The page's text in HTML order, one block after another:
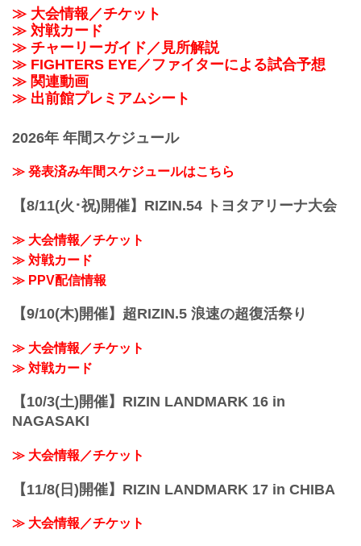
≫ 大会情報／チケット
≫ 対戦カード
≫ チャーリーガイド／見所解説
≫ FIGHTERS EYE／ファイターによる試合予想
≫ 関連動画
≫ 出前館プレミアムシート
2026年 年間スケジュール
≫ 発表済み年間スケジュールはこちら
【8/11(火･祝)開催】RIZIN.54 トヨタアリーナ大会
≫ 大会情報／チケット
≫ 対戦カード
≫ PPV配信情報
【9/10(木)開催】超RIZIN.5 浪速の超復活祭り
≫ 大会情報／チケット
≫ 対戦カード
【10/3(土)開催】RIZIN LANDMARK 16 in
NAGASAKI
≫ 大会情報／チケット
【11/8(日)開催】RIZIN LANDMARK 17 in CHIBA
≫ 大会情報／チケット